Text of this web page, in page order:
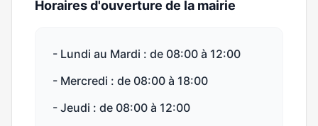
Horaires d'ouverture de la mairie
- Lundi au Mardi : de 08:00 à 12:00
- Mercredi : de 08:00 à 18:00
- Jeudi : de 08:00 à 12:00